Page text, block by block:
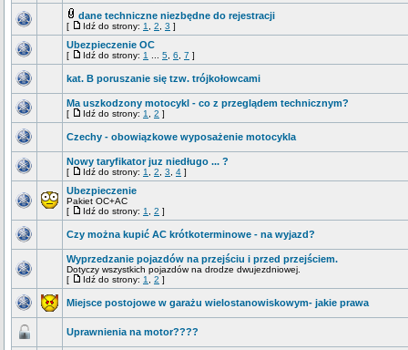
dane techniczne niezbędne do rejestracji
[ Idź do strony: 1 2 3 ]
Ubezpieczenie OC
[ Idź do strony: 1 5 6 7 ]
kat. B poruszanie się tzw. trójkołowcami
Ma uszkodzony motocykl - co z przeglądem technicznym?
[ Idź do strony: 1 2 ]
Czechy - obowiązkowe wyposażenie motocykla
Nowy taryfikator juz niedługo ... ?
[ Idź do strony: 1 2 3 4 ]
Ubezpieczenie
Pakiet OC+AC
[
Idź do strony: 1 2 ]
Czy można kupić AC krótkoterminowe - na wyjazd?
Wyprzedzanie pojazdów na przejściu i przed przejściem.
Dotyczy wszystkich pojazdów na drodze dwujezdniowej.
[
Idź do strony: 1 2 ]
Miejsce postojowe w garażu wielostanowiskowym- jakie prawa
Uprawnienia na motor????